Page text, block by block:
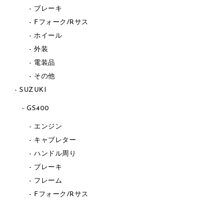
ブレーキ
Fフォーク/Rサス
ホイール
外装
電装品
その他
SUZUKI
GS400
エンジン
キャブレター
ハンドル周り
ブレーキ
フレーム
Fフォーク/Rサス